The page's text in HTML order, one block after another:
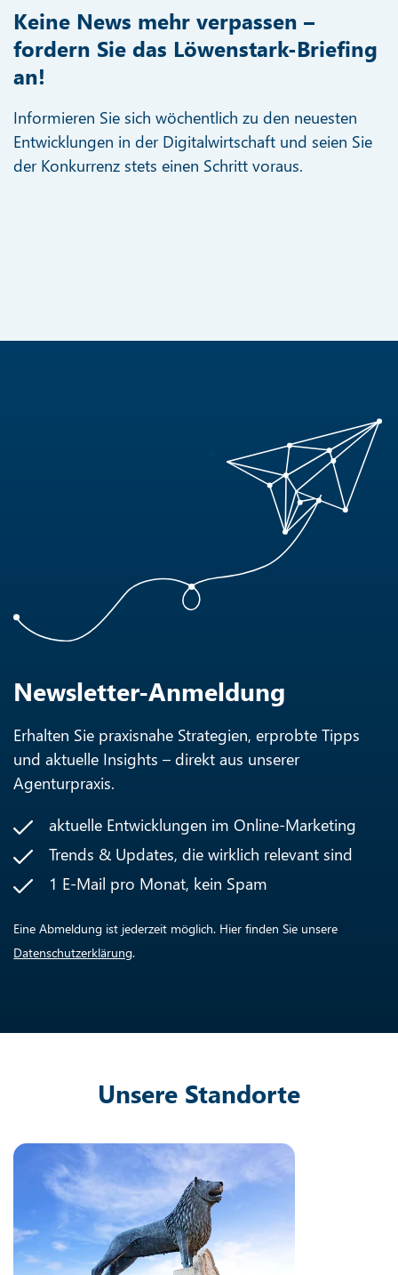
Keine News mehr verpassen –
fordern Sie das Löwenstark-Briefing
an!
Informieren Sie sich wöchentlich zu den neuesten
Entwicklungen in der Digitalwirtschaft und seien Sie
der Konkurrenz stets einen Schritt voraus.
Newsletter-Anmeldung
Erhalten Sie praxisnahe Strategien, erprobte Tipps
und aktuelle Insights – direkt aus unserer
Agenturpraxis.
aktuelle Entwicklungen im Online-Marketing
Trends & Updates, die wirklich relevant sind
1 E-Mail pro Monat, kein Spam
Eine Abmeldung ist jederzeit möglich. Hier finden Sie unsere
Datenschutzerklärung.
Unsere Standorte